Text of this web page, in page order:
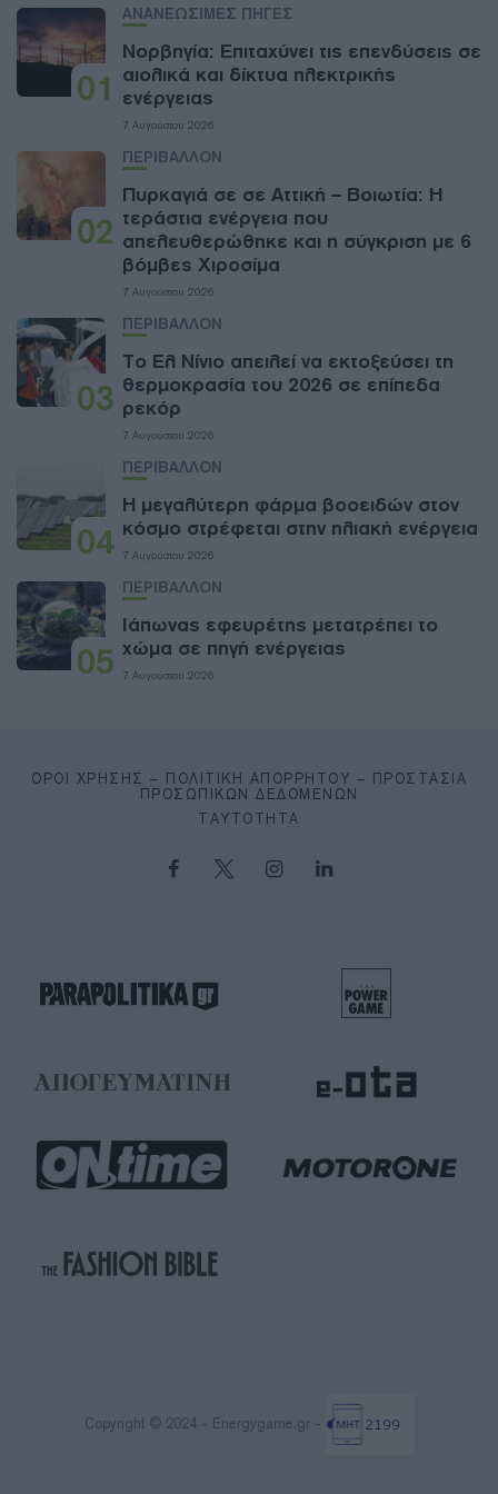
01
ΑΝΑΝΕΩΣΙΜΕΣ ΠΗΓΕΣ
Νορβηγία: Επιταχύνει τις επενδύσεις σε
αιολικά και δίκτυα ηλεκτρικής
ενέργειας
7 Αυγούστου 2026
02
ΠΕΡΙΒΑΛΛΟΝ
Πυρκαγιά σε σε Αττική – Βοιωτία: Η
τεράστια ενέργεια που
απελευθερώθηκε και η σύγκριση με 6
βόμβες Χιροσίμα
7 Αυγούστου 2026
03
ΠΕΡΙΒΑΛΛΟΝ
Το Ελ Νίνιο απειλεί να εκτοξεύσει τη
θερμοκρασία του 2026 σε επίπεδα
ρεκόρ
7 Αυγούστου 2026
04
ΠΕΡΙΒΑΛΛΟΝ
Η μεγαλύτερη φάρμα βοοειδών στον
κόσμο στρέφεται στην ηλιακή ενέργεια
7 Αυγούστου 2026
05
ΠΕΡΙΒΑΛΛΟΝ
Ιάπωνας εφευρέτης μετατρέπει το
χώμα σε πηγή ενέργειας
7 Αυγούστου 2026
ΌΡΟΙ ΧΡΉΣΗΣ – ΠΟΛΙΤΙΚΉ ΑΠΟΡΡΉΤΟΥ – ΠΡΟΣΤΑΣΊΑ
ΠΡΟΣΩΠΙΚΏΝ ΔΕΔΟΜΈΝΩΝ
ΤΑΥΤΌΤΗΤΑ
Copyright © 2024 - Energygame.gr -